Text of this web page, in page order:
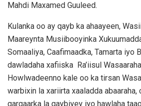
Mahdi Maxamed Guuleed.
Kulanka oo ay qayb ka ahaayeen,
Maareynta Musiibooyinka
Somaaliya, Caafimaadka, Tamarta iyo
dawladaha xafiiska Ra’iisul
Howlwadeenno kale oo ka tirsan
warbixin la xariirta xaaladda abaaraha,
gargaarka la qaybiyey iyo hawlaha